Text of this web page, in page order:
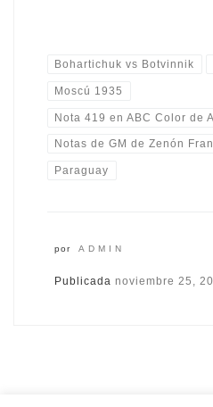
Bohartichuk vs Botvinnik
Moscú 1935
Nota 419 en ABC Color de
Notas de GM de Zenón
Paraguay
por ADMIN
Publicada noviembre 25,